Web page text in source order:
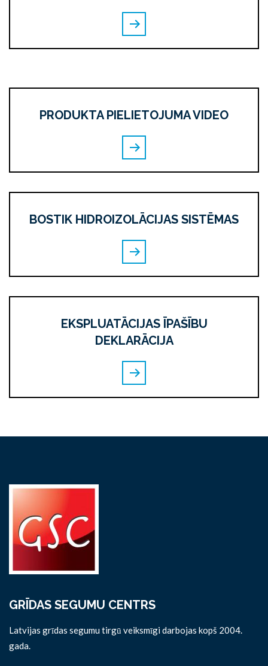
PRODUKTA PIELIETOJUMA VIDEO
BOSTIK HIDROIZOLĀCIJAS SISTĒMAS
EKSPLUATĀCIJAS ĪPAŠĪBU
DEKLARĀCIJA
GRĪDAS SEGUMU CENTRS
Latvijas grīdas segumu tirgū veiksmīgi darbojas kopš 2004.
gada.